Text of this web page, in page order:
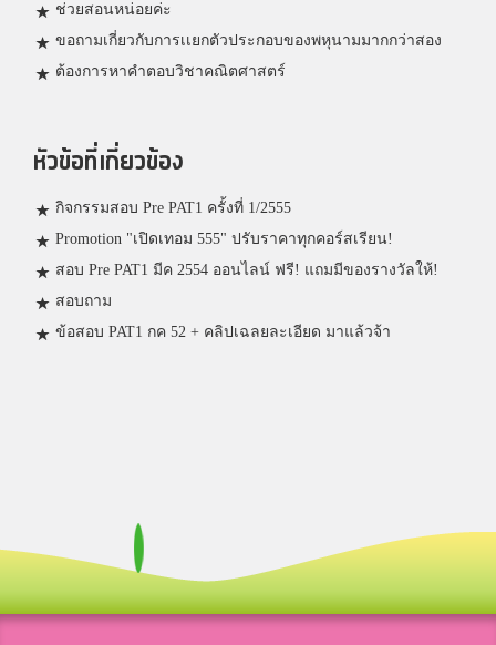
ช่วยสอนหน่อยค่ะ
ขอถามเกี่ยวกับการเเยกตัวประกอบของพหุนามมากกว่าสอง
ต้องการหาคำตอบวิชาคณิตศาสตร์
หัวข้อที่เกี่ยวข้อง
กิจกรรมสอบ Pre PAT1 ครั้งที่ 1/2555
Promotion "เปิดเทอม 555" ปรับราคาทุกคอร์สเรียน!
สอบ Pre PAT1 มีค 2554 ออนไลน์ ฟรี! แถมมีของรางวัลให้!
สอบถาม
ข้อสอบ PAT1 กค 52 + คลิปเฉลยละเอียด มาแล้วจ้า